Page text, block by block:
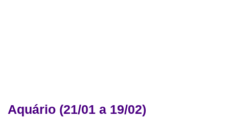
Aquário (21/01 a 19/02)